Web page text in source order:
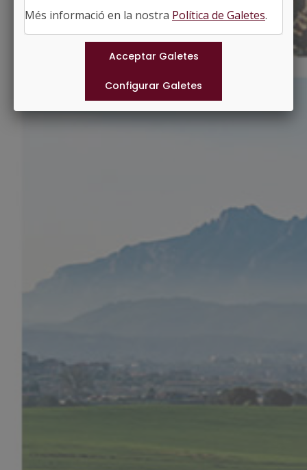
#TALLADADEMPORDA
Municipis
Més informació en la nostra Política de Galetes.